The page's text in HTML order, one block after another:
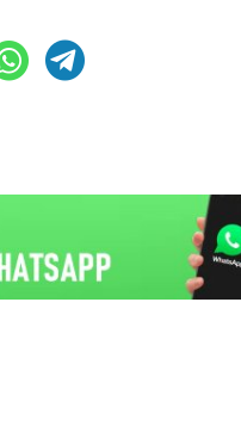
chances tiene Argentina de
cumplir los argentinos